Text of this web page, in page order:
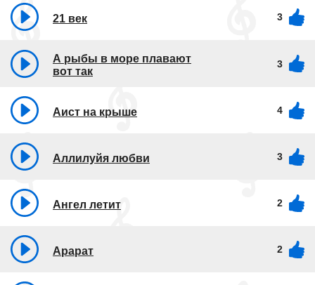
21 век 3
А рыбы в море плавают
вот так
3
Аист на крыше 4
Аллилуйя любви 3
Ангел летит 2
Арарат 2